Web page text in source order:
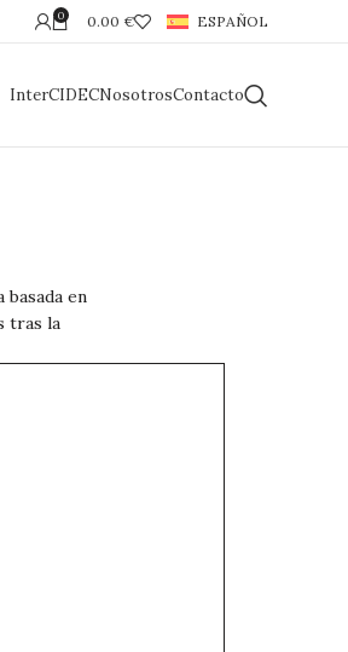
0 0.00 € ESPAÑOL
InterCIDECNosotrosContacto
en
tras la